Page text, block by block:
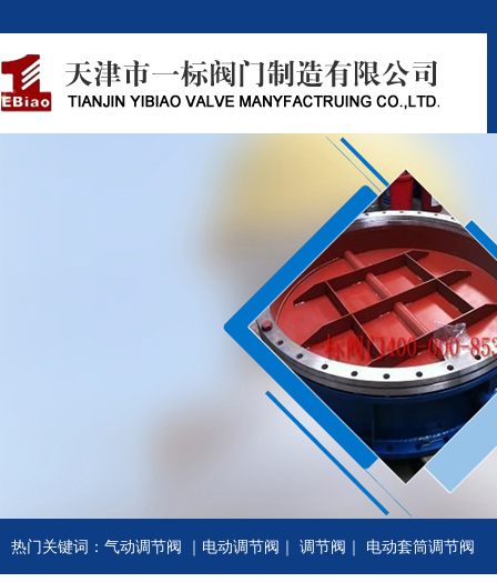
热门关键词： 气动调节阀 ｜ 电动调节阀 ｜ 调节阀 ｜ 电动套筒调节阀